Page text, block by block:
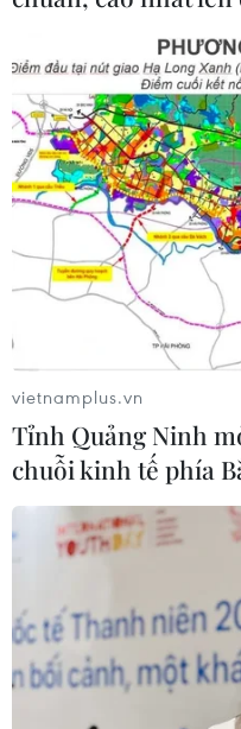
vietnamplus.vn
Tỉnh Quảng Ninh
chuỗi kinh tế phía